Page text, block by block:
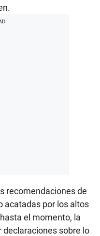
recomendaciones de
acatadas por los altos
el momento, la
declaraciones sobre lo